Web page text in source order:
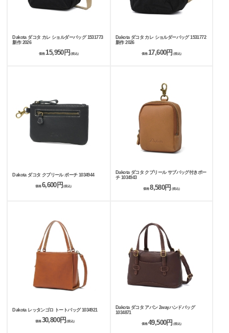
Dakota ダコタ カレ ショルダーバッグ 1531773
新作 2026
価格 15,950円 (税込)
Dakota ダコタ カレ ショルダーバッグ 1531772
新作 2026
価格17,600円 (税込)
Dakota ダコタ クブリール ポーチ 1034944
価格 6,600円 (税込)
Dakota ダコタ クブリール サブバッグ付きポー
チ 1034943
価格8,580円 (税込)
Dakota レッタンゴロ トートバッグ 1034921
価格 30,800円 (税込)
Dakota ダコタ アバン 2wayハンドバッグ
1034871
価格49,500円 (税込)